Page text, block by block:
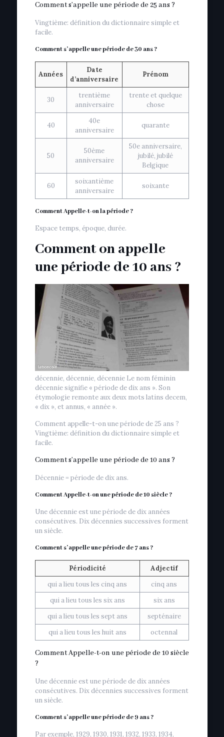
Comment s’appelle une période de 25 ans ?
Vingtième: définition du dictionnaire simple et
facile.
Comment s’appelle une période de 30 ans ?
Années
Date
d’anniversaire
Prénom
30
trentième
anniversaire
trente et quelque
chose
40
40e
anniversaire
quarante
50
50ème
anniversaire
50e anniversaire,
jubilé, jubilé
Belgique
60
soixantième
anniversaire
soixante
Comment Appelle-t-on la période ?
Espace temps, époque, durée.
Comment on appelle
une période de 10 ans ?
décennie, décennie, décennie Le nom féminin
décennie signifie « période de dix ans ». Son
étymologie remonte aux deux mots latins decem,
« dix », et annus, « année ».
Comment appelle-t-on une période de 25 ans ?
Vingtième: définition du dictionnaire simple et
facile.
Comment s’appelle une période de 10 ans ?
Décennie = période de dix ans.
Comment Appelle-t-on une période de 10 siècle ?
Une décennie est une période de dix années
consécutives. Dix décennies successives forment
un siècle.
Comment s’appelle une période de 7 ans ?
Périodicité
Adjectif
qui a lieu tous les cinq ans
cinq ans
qui a lieu tous les six ans
six ans
qui a lieu tous les sept ans
septénaire
qui a lieu tous les huit ans
octennal
Comment Appelle-t-on une période de 10 siècle
?
Une décennie est une période de dix années
consécutives. Dix décennies successives forment
un siècle.
Comment s’appelle une période de 9 ans ?
Par exemple, 1929, 1930, 1931, 1932, 1933, 1934,